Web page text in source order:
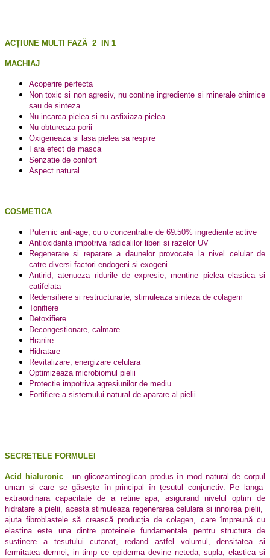
ACȚIUNE MULTI FAZĂ 2 IN 1
MACHIAJ
Acoperire perfecta
Non toxic si non agresiv, nu contine ingrediente si minerale chimice
sau de sinteza
Nu incarca pielea si nu asfixiaza pielea
Nu obtureaza porii
Oxigeneaza si lasa pielea sa respire
Fara efect de masca
Senzatie de confort
Aspect natural
COSMETICA
Puternic anti-age, cu o concentratie de 69.50% ingrediente active
Antioxidanta impotriva radicalilor liberi si razelor UV
Regenerare si reparare a daunelor provocate la nivel celular de
catre diversi factori endogeni si exogeni
Antirid, atenueza ridurile de expresie, mentine pielea elastica si
catifelata
Redensifiere si restructurarte, stimuleaza sinteza de colagem
Tonifiere
Detoxifiere
Decongestionare, calmare
Hranire
Hidratare
Revitalizare, energizare celulara
Optimizeaza microbiomul pielii
Protectie impotriva agresiunilor de mediu
Fortifiere a sistemului natural de aparare al pielii
SECRETELE FORMULEI
Acid hialuronic ­- un glicozaminoglican produs în mod natural de corpul
uman si care se găsește în principal în țesutul conjunctiv. Pe langa
extraordinara capacitate de a retine apa, asigurand nivelul optim de
hidratare a pielii, acesta stimuleaza regenerarea celulara si innoirea pielii,
ajuta fibroblastele să crească producția de colagen, care împreună cu
elastina este una dintre proteinele fundamentale pentru structura de
sustinere a tesutului cutanat, redand astfel volumul, densitatea si
fermitatea dermei, in timp ce epiderma devine neteda, supla, elastica si